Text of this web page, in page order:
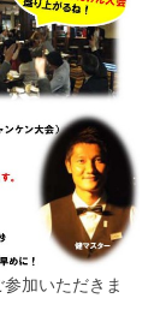
加いただきま